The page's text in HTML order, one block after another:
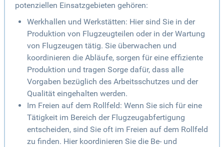
potenziellen Einsatzgebieten gehören:
Werkhallen und Werkstätten: Hier sind Sie in der
Produktion von Flugzeugteilen oder in der Wartung
von Flugzeugen tätig. Sie überwachen und
koordinieren die Abläufe, sorgen für eine effiziente
Produktion und tragen Sorge dafür, dass alle
Vorgaben bezüglich des Arbeitsschutzes und der
Qualität eingehalten werden.
Im Freien auf dem Rollfeld: Wenn Sie sich für eine
Tätigkeit im Bereich der Flugzeugabfertigung
entscheiden, sind Sie oft im Freien auf dem Rollfeld
zu finden. Hier koordinieren Sie die Be- und